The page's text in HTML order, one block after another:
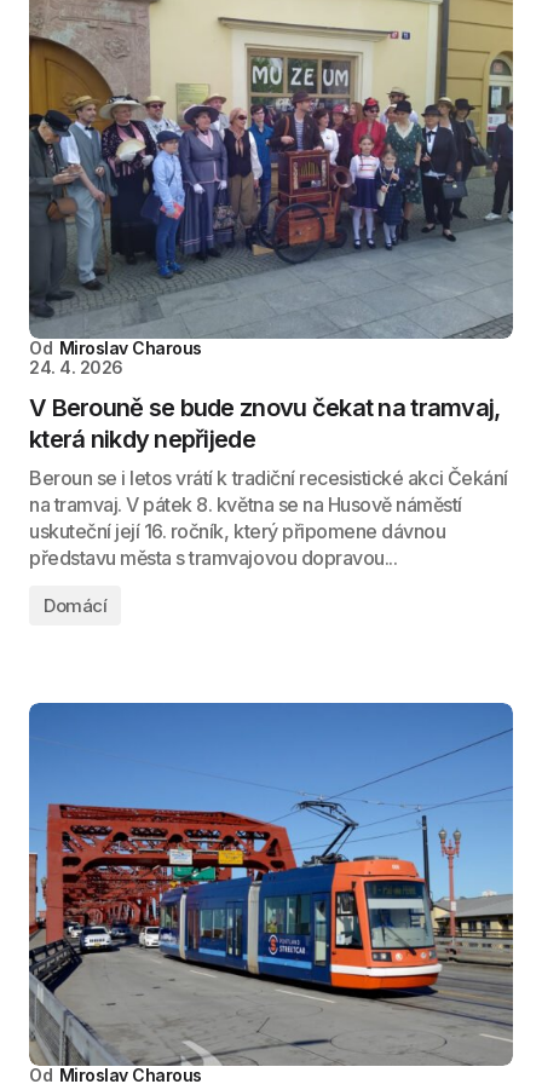
Od Miroslav Charous
24. 4. 2026
V Berouně se bude znovu čekat na tramvaj,
která nikdy nepřijede
Beroun se i letos vrátí k tradiční recesistické akci Čekání
na tramvaj. V pátek 8. května se na Husově náměstí
uskuteční její 16. ročník, který připomene dávnou
představu města s tramvajovou dopravou...
Domácí
Od Miroslav Charous